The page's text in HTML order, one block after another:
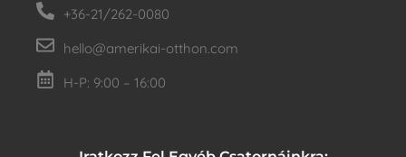
+36-21/262-0080
hello@amerikai-otthon.com
H-P: 9:00 – 16:00